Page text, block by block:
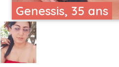
Genessis, 35 ans